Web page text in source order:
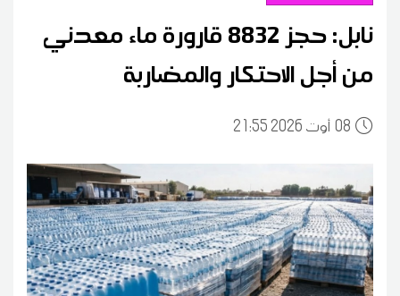
نابل: حجز 8832 قارورة ماء معدني
من أجل الاحتكار والمضاربة
0821:55 2026 أوت